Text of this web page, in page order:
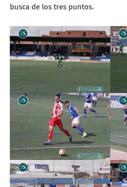
busca de los tres puntos.